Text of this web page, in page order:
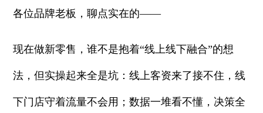
各位品牌老板，聊点实在的——
现在做新零售，谁不是抱着“线上线下融合”的想
法，但实操起来全是坑：线上客资来了接不住，线
下门店守着流量不会用；数据一堆看不懂，决策全